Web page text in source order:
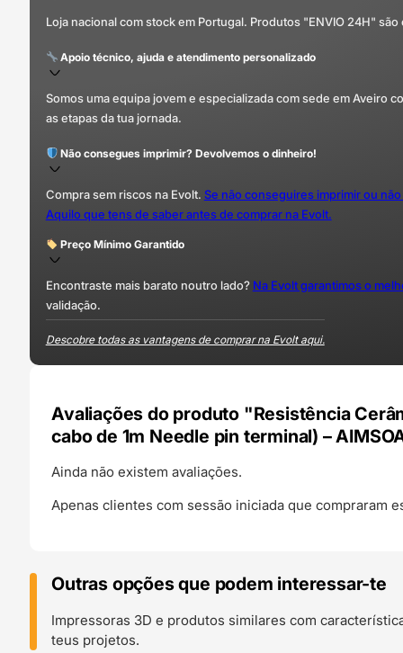
Loja nacional com stock em Portugal. Produtos "ENVIO 24H"
Apoio técnico, ajuda e atendimento personalizado
Somos uma equipa jovem e especializada com sede em Aveiro
as etapas da tua jornada.
Não consegues imprimir? Devolvemos o dinheiro!
Compra sem riscos na Evolt. Se não conseguires imprimir ou
Aquilo que tens de saber antes de comprar na Evolt.
Preço Mínimo Garantido
Encontraste mais barato noutro lado? Na Evolt garantimos o
validação.
Descobre todas as vantagens de comprar na Evolt aqui.
Avaliações do produto "Resistência
cabo de 1m Needle pin terminal) –
Ainda não existem avaliações.
Apenas clientes com sessão iniciada que compraram
Outras opções que podem interessar-te
Impressoras 3D e produtos similares com
teus projetos.